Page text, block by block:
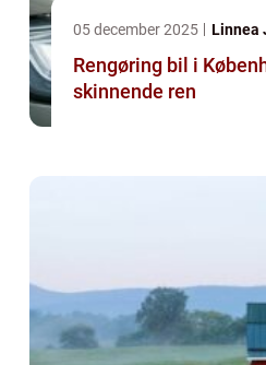
05 december 2025 Linnea
Rengøring bil i
skinnende ren